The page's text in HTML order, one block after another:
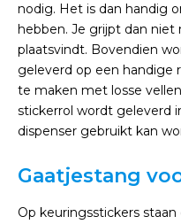
nodig. Het is dan handig
hebben. Je grijpt dan niet
plaatsvindt. Bovendien
geleverd op een handige
te maken met losse
stickerrol wordt geleverd
dispenser gebruikt kan
Gaatjestang
Op keuringsstickers